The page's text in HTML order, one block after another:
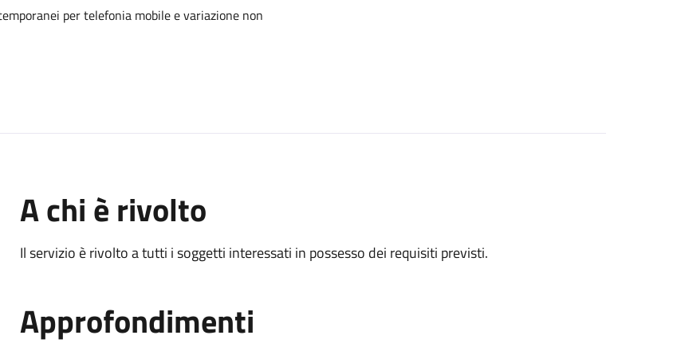
per telefonia mobile e variazione non
A chi è rivolto
Il servizio è rivolto a tutti i soggetti interessati in possesso dei requisiti previsti.
Approfondimenti